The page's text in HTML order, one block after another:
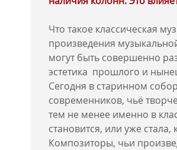
Что такое классическая
произведения
могут быть совершенно
эстетика прошлого и
Сегодня в старинном
современников, чьё
тем не менее именно в
становится, или уже
Композиторы, чьи